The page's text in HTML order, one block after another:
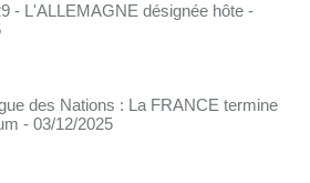
- L'ALLEMAGNE désignée hôte -
des Nations : La FRANCE termine
- 03/12/2025